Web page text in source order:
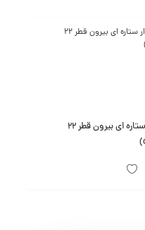
واشر خاردار ستاره ای بیرون قطر 22